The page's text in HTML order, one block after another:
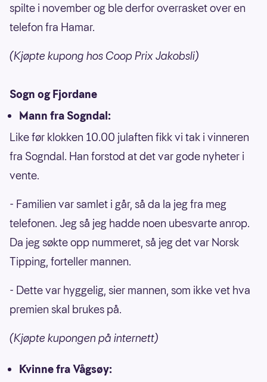
spilte i november og ble derfor overrasket over en
telefon fra Hamar.
(Kjøpte kupong hos Coop Prix Jakobsli)
Sogn og Fjordane
Mann fra Sogndal:
Like før klokken 10.00 julaften fikk vi tak i vinneren
fra Sogndal. Han forstod at det var gode nyheter i
vente.
- Familien var samlet i går, så da la jeg fra meg
telefonen. Jeg så jeg hadde noen ubesvarte anrop.
Da jeg søkte opp nummeret, så jeg det var Norsk
Tipping, forteller mannen.
- Dette var hyggelig, sier mannen, som ikke vet hva
premien skal brukes på.
(Kjøpte kupongen på internett)
Kvinne fra Vågsøy: